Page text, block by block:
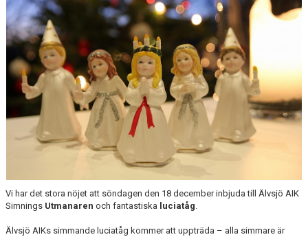
ANTIMOBBING
GDPR
ARKIV
JOBBA HOS OSS
VANLIGA FRÅGOR
Vi har det stora nöjet att söndagen den 18 december inbjuda till Älvsjö AIK
Simnings Utmanaren och fantastiska luciatåg.
Älvsjö AIKs simmande luciatåg kommer att uppträda – alla simmare är